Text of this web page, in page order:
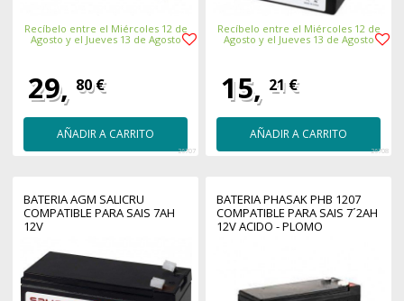
Recíbelo entre el Miércoles 12 de
Agosto y el Jueves 13 de Agosto
29, 80 €
AÑADIR A CARRITO
26707
Recíbelo entre el Miércoles 12 de
Agosto y el Jueves 13 de Agosto
15, 21 €
AÑADIR A CARRITO
26708
BATERIA AGM SALICRU
COMPATIBLE PARA SAIS 7AH
12V
BATERIA PHASAK PHB 1207
COMPATIBLE PARA SAIS 7´2AH
12V ACIDO - PLOMO